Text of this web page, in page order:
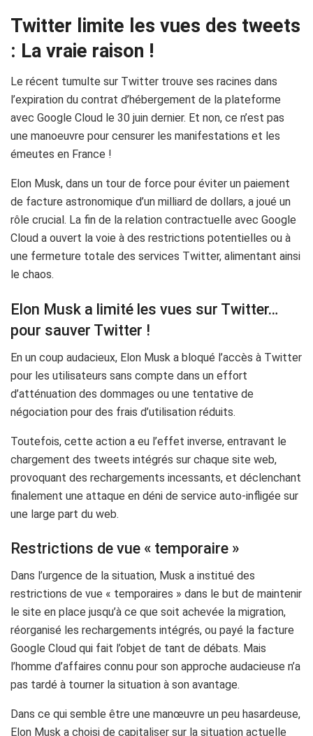
Twitter limite les vues des tweets
: La vraie raison !
Le récent tumulte sur Twitter trouve ses racines dans
l’expiration du contrat d’hébergement de la plateforme
avec Google Cloud le 30 juin dernier. Et non, ce n’est pas
une manoeuvre pour censurer les manifestations et les
émeutes en France !
Elon Musk, dans un tour de force pour éviter un paiement
de facture astronomique d’un milliard de dollars, a joué un
rôle crucial. La fin de la relation contractuelle avec Google
Cloud a ouvert la voie à des restrictions potentielles ou à
une fermeture totale des services Twitter, alimentant ainsi
le chaos.
Elon Musk a limité les vues sur Twitter…
pour sauver Twitter !
En un coup audacieux, Elon Musk a bloqué l’accès à Twitter
pour les utilisateurs sans compte dans un effort
d’atténuation des dommages ou une tentative de
négociation pour des frais d’utilisation réduits.
Toutefois, cette action a eu l’effet inverse, entravant le
chargement des tweets intégrés sur chaque site web,
provoquant des rechargements incessants, et déclenchant
finalement une attaque en déni de service auto-infligée sur
une large part du web.
Restrictions de vue « temporaire »
Dans l’urgence de la situation, Musk a institué des
restrictions de vue « temporaires » dans le but de maintenir
le site en place jusqu’à ce que soit achevée la migration,
réorganisé les rechargements intégrés, ou payé la facture
Google Cloud qui fait l’objet de tant de débats. Mais
l’homme d’affaires connu pour son approche audacieuse n’a
pas tardé à tourner la situation à son avantage.
Dans ce qui semble être une manœuvre un peu hasardeuse,
Elon Musk a choisi de capitaliser sur la situation actuelle